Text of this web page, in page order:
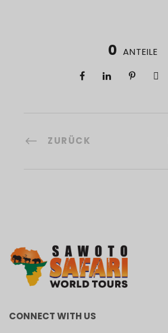
0 ANTEILE
ZURÜCK
CONNECT WITH US